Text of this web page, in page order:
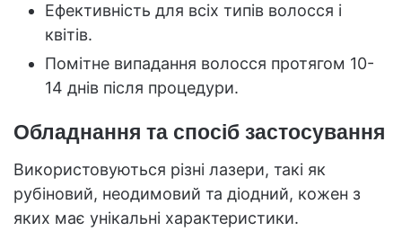
Ефективність для всіх типів волосся і
квітів.
Помітне випадання волосся протягом 10-
14 днів після процедури.
Обладнання та спосіб застосування
Використовуються різні лазери, такі як
рубіновий, неодимовий та діодний, кожен з
яких має унікальні характеристики.